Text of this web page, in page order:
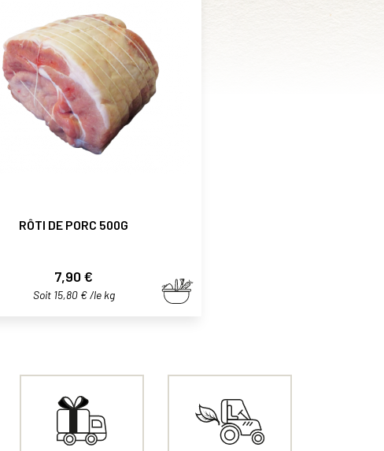
RÔTI DE PORC 500G
Prix
7,90 €
Soit 15,80 € /le kg